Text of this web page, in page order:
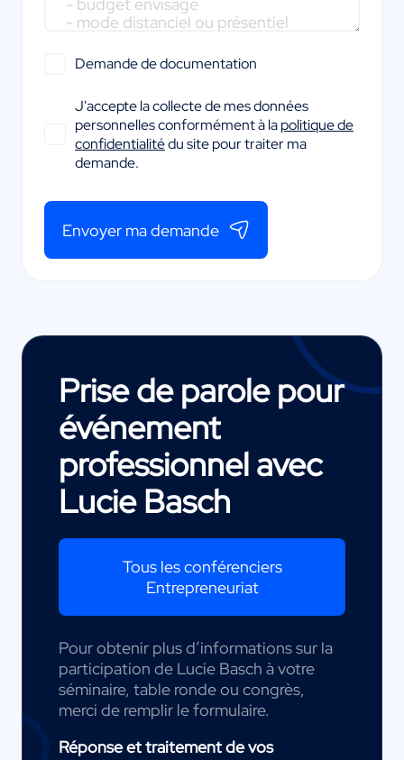
Demande de documentation
J'accepte la collecte de mes données
personnelles conformément à lapolitique de
confidentialitédu site pour traiter ma
demande.
Envoyer ma demande
Prise de parole pour
événement
professionnel avec
Lucie Basch
Tous les conférenciers
Entrepreneuriat
Pour obtenir plus d’informations sur la
participation de Lucie Basch à votre
séminaire, table ronde ou congrès,
merci de remplir le formulaire.
Réponse et traitement de vos